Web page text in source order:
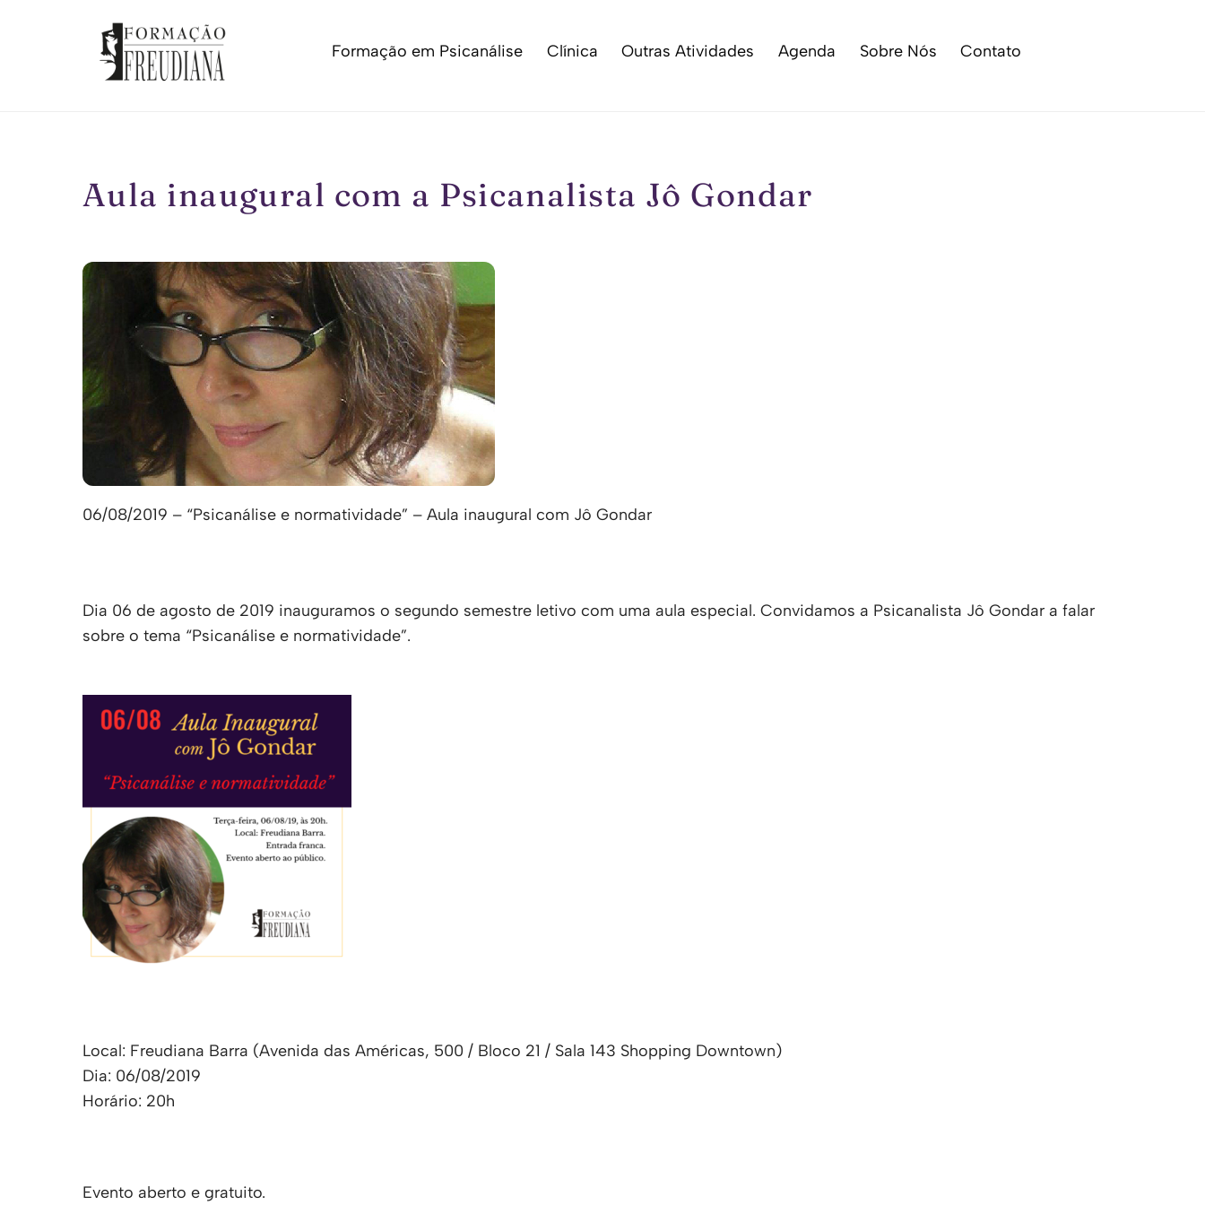
Formação em Psicanálise Clínica Outras Atividades Agenda Sobre Nós Contato
Aula inaugural com a Psicanalista Jô Gondar
06/08/2019 – “Psicanálise e normatividade” – Aula inaugural com Jô Gondar
Dia 06 de agosto de 2019 inauguramos o segundo semestre letivo com uma aula especial. Convidamos a Psicanalista Jô Gondar a falar
sobre o tema “Psicanálise e normatividade”.
Local: Freudiana Barra (Avenida das Américas, 500 / Bloco 21 / Sala 143 Shopping Downtown)
Dia: 06/08/2019
Horário: 20h
Evento aberto e gratuito.